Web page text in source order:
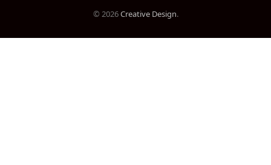
© 2026Creative Design.